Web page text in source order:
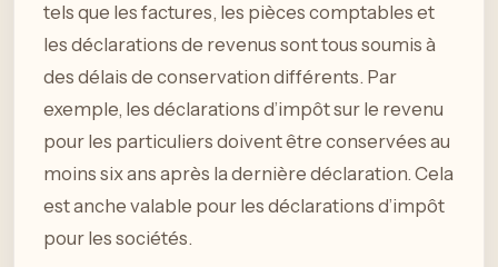
tels que les factures, les pièces comptables et
les déclarations de revenus sont tous soumis à
des délais de conservation différents. Par
exemple, les déclarations d’impôt sur le revenu
pour les particuliers doivent être conservées au
moins six ans après la dernière déclaration. Cela
est anche valable pour les déclarations d’impôt
pour les sociétés.